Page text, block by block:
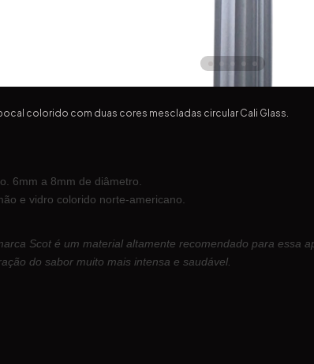
colorido com duas cores mescladas circular Cali Glass.
6mm a 8mm de diâmetro.
e vidro colorido norte-americano.
Scot é um material altamente recomendado para
do sabor muito mais intensa e saudável.